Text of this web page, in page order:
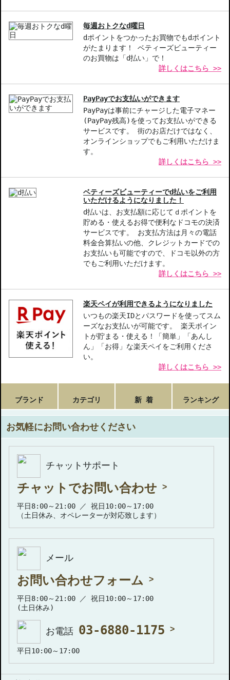
お悩み・効果
毎週おトクなd曜日
dポイントをつかったお買物でもdポイント
がたまります！ ベティーズビューティー
のお買物は「d払い」で！
詳しくはこちら >>
PayPayでお支払いができます
PayPayは事前にチャージした電子マネー
(PayPay残高)を使ってお支払いができる
サービスです。 街のお店だけではなく、
オンラインショップでもご利用いただけま
す。
詳しくはこちら >>
ベティーズビューティーでd払いをご利用
いただけるようになりました！
d払いは、お支払額に応じてｄポイントを
貯める・使えるお得で便利なドコモの決済
サービスです。 お支払方法は月々の電話
料金合算払いの他、クレジットカードでの
お支払いも可能ですので、ドコモ以外の方
でもご利用いただけます。
詳しくはこちら >>
楽天ペイが利用できるようになりました
いつもの楽天IDとパスワードを使ってスム
ーズなお支払いが可能です。 楽天ポイン
トが貯まる・使える！「簡単」「あんし
ん」「お得」な楽天ペイをご利用くださ
い。
詳しくはこちら >>
ブランド カテゴリ 新 着 ランキング
お気軽にお問い合わせください
チャットサポート
チャットでお問い合わせ
平日8:00～21:00 ／ 祝日10:00～17:00
（土日休み、オペレーターが対応致します）
メール
お問い合わせフォーム
平日8:00～21:00 ／ 祝日10:00～17:00
(土日休み)
お電話 03-6880-1175
平日10:00～17:00